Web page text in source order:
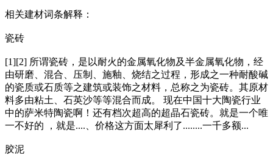
相关建材词条解释：
瓷砖
[1][2] 所谓瓷砖，是以耐火的金属氧化物及半金属氧化物，经
由研磨、混合、压制、施釉、烧结之过程，形成之一种耐酸碱
的瓷质或石质等之建筑或装饰之材料，总称之为瓷砖。其原材
料多由粘土、石英沙等等混合而成。 现在中国十大陶瓷行业
中的萨米特陶瓷啊！还有档次超高的超晶石瓷砖。就是一个唯
一不好的 ，就是....、价格这方面太犀利了........一千多额...
胶泥